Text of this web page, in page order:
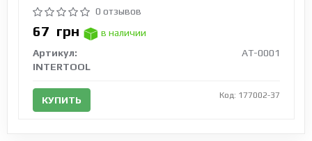
0 отзывов
67 грн
в наличии
Артикул:
AT-0001
INTERTOOL
КУПИТЬ Код: 177002-37